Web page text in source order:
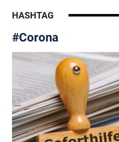
HASHTAG
#Corona